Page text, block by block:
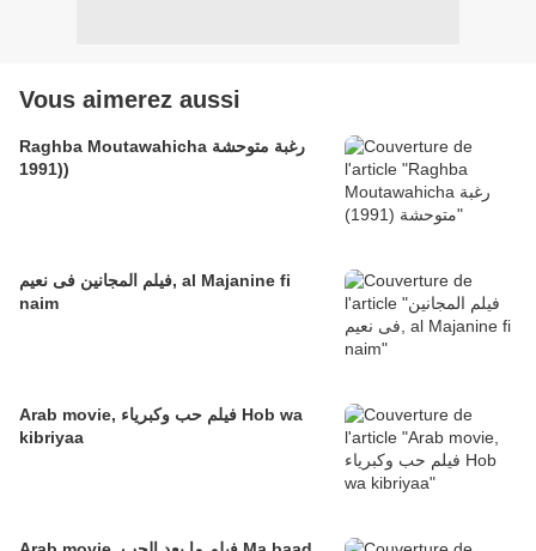
Vous aimerez aussi
Raghba Moutawahicha رغبة متوحشة
(1991)
فيلم المجانين فى نعيم, al Majanine fi
naim
Arab movie, فيلم حب وكبرياء Hob wa
kibriyaa